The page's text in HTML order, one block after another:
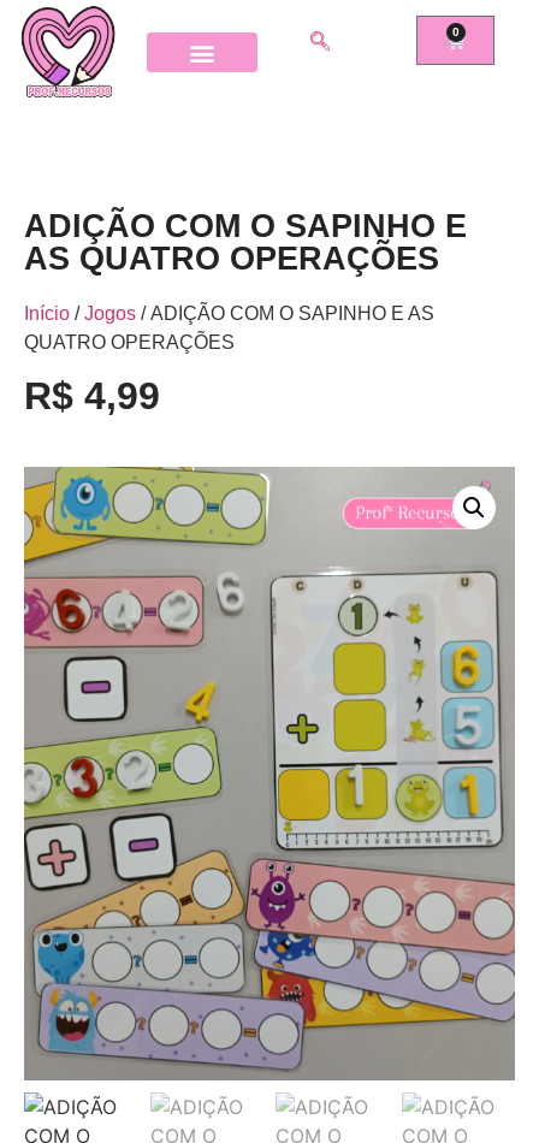
0
ADIÇÃO COM O SAPINHO E
AS QUATRO OPERAÇÕES
Início /Jogos / ADIÇÃO COM O SAPINHO E AS
QUATRO OPERAÇÕES
R$ 4,99